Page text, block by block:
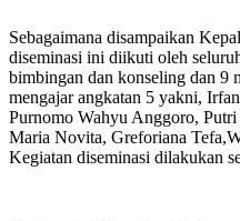
Sebagaimana disampaikan
diseminasi ini diikuti oleh
bimbingan dan konseling dan 9
mengajar angkatan 5 yakni,
Purnomo Wahyu Anggoro,
Maria Novita, Greforiana
Kegiatan diseminasi dilakukan